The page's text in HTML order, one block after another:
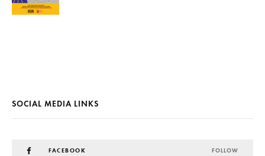
SOCIAL MEDIA LINKS
FACEBOOK FOLLOW